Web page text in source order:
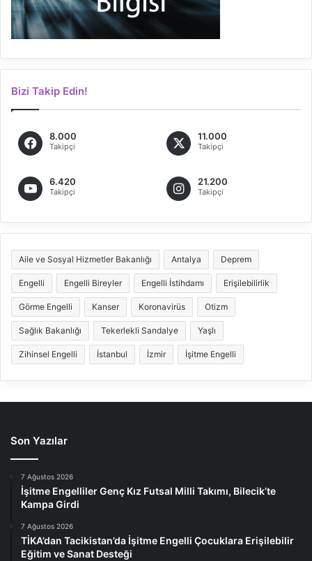
Bizi Takip Edin!
8.000
Takipçi
11.000
Takipçi
6.420
Takipçi
21.200
Takipçi
Aile ve Sosyal Hizmetler Bakanlığı Antalya Deprem
Engelli Engelli Bireyler Engelli İstihdamı Erişilebilirlik
Görme Engelli Kanser Koronavirüs Otizm
Sağlık Bakanlığı Tekerlekli Sandalye Yaşlı
Zihinsel Engelli İstanbul İzmir İşitme Engelli
Son Yazılar
7 Ağustos 2026
İşitme Engelliler Genç Kız Futsal Milli Takımı, Bilecik’te
Kampa Girdi
7 Ağustos 2026
TİKA’dan Tacikistan’da İşitme Engelli Çocuklara Erişilebilir
Eğitim ve Sanat Desteği